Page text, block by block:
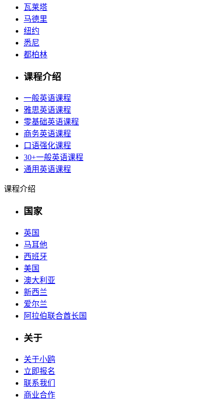
瓦莱塔
马德里
纽约
悉尼
都柏林
课程介绍
一般英语课程
雅思英语课程
零基础英语课程
商务英语课程
口语强化课程
30+一般英语课程
通用英语课程
课程介绍
国家
英国
马耳他
西班牙
美国
澳大利亚
新西兰
爱尔兰
阿拉伯联合酋长国
关于
关于小鸥
立即报名
联系我们
商业合作